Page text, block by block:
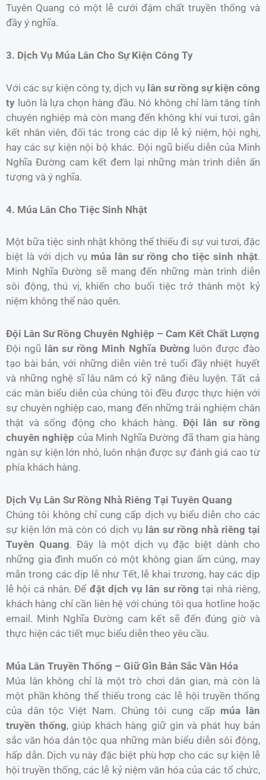
Tuyên Quang có một lễ cưới đậm chất truyền thống và
đầy ý nghĩa.
3. Dịch Vụ Múa Lân Cho Sự Kiện Công Ty
Với các sự kiện công ty, dịch vụ lân sư rồng sự kiện công
ty luôn là lựa chọn hàng đầu. Nó không chỉ làm tăng tính
chuyên nghiệp mà còn mang đến không khí vui tươi, gắn
kết nhân viên, đối tác trong các dịp lễ kỷ niệm, hội nghị,
hay các sự kiện nội bộ khác. Đội ngũ biểu diễn của Minh
Nghĩa Đường cam kết đem lại những màn trình diễn ấn
tượng và ý nghĩa.
4. Múa Lân Cho Tiệc Sinh Nhật
Một bữa tiệc sinh nhật không thể thiếu đi sự vui tươi, đặc
biệt là với dịch vụ múa lân sư rồng cho tiệc sinh nhật.
Minh Nghĩa Đường sẽ mang đến những màn trình diễn
sôi động, thú vị, khiến cho buổi tiệc trở thành một kỷ
niệm không thể nào quên.
Đội Lân Sư Rồng Chuyên Nghiệp – Cam Kết Chất Lượng
Đội ngũ lân sư rồng Minh Nghĩa Đường luôn được đào
tạo bài bản, với những diễn viên trẻ tuổi đầy nhiệt huyết
và những nghệ sĩ lâu năm có kỹ năng điêu luyện. Tất cả
các màn biểu diễn của chúng tôi đều được thực hiện với
sự chuyên nghiệp cao, mang đến những trải nghiệm chân
thật và sống động cho khách hàng. Đội lân sư rồng
chuyên nghiệp của Minh Nghĩa Đường đã tham gia hàng
ngàn sự kiện lớn nhỏ, luôn nhận được sự đánh giá cao từ
phía khách hàng.
Dịch Vụ Lân Sư Rồng Nhà Riêng Tại Tuyên Quang
Chúng tôi không chỉ cung cấp dịch vụ biểu diễn cho các
sự kiện lớn mà còn có dịch vụ lân sư rồng nhà riêng tại
Tuyên Quang. Đây là một dịch vụ đặc biệt dành cho
những gia đình muốn có một không gian ấm cúng, may
mắn trong các dịp lễ như Tết, lễ khai trương, hay các dịp
lễ hội cá nhân. Để đặt dịch vụ lân sư rồng tại nhà riêng,
khách hàng chỉ cần liên hệ với chúng tôi qua hotline hoặc
email. Minh Nghĩa Đường cam kết sẽ đến đúng giờ và
thực hiện các tiết mục biểu diễn theo yêu cầu.
Múa Lân Truyền Thống – Giữ Gìn Bản Sắc Văn Hóa
Múa lân không chỉ là một trò chơi dân gian, mà còn là
một phần không thể thiếu trong các lễ hội truyền thống
của dân tộc Việt Nam. Chúng tôi cung cấp múa lân
truyền thống, giúp khách hàng giữ gìn và phát huy bản
sắc văn hóa dân tộc qua những màn biểu diễn sôi động,
hấp dẫn. Dịch vụ này đặc biệt phù hợp cho các sự kiện lễ
hội truyền thống, các lễ kỷ niệm văn hóa của các tổ chức,